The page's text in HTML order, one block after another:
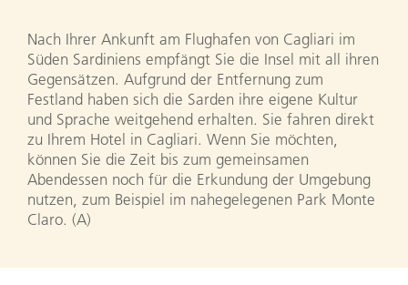
Nach Ihrer Ankunft am Flughafen von Cagliari im
Süden Sardiniens empfängt Sie die Insel mit all ihren
Gegensätzen. Aufgrund der Entfernung zum
Festland haben sich die Sarden ihre eigene Kultur
und Sprache weitgehend erhalten. Sie fahren direkt
zu Ihrem Hotel in Cagliari. Wenn Sie möchten,
können Sie die Zeit bis zum gemeinsamen
Abendessen noch für die Erkundung der Umgebung
nutzen, zum Beispiel im nahegelegenen Park Monte
Claro. (A)